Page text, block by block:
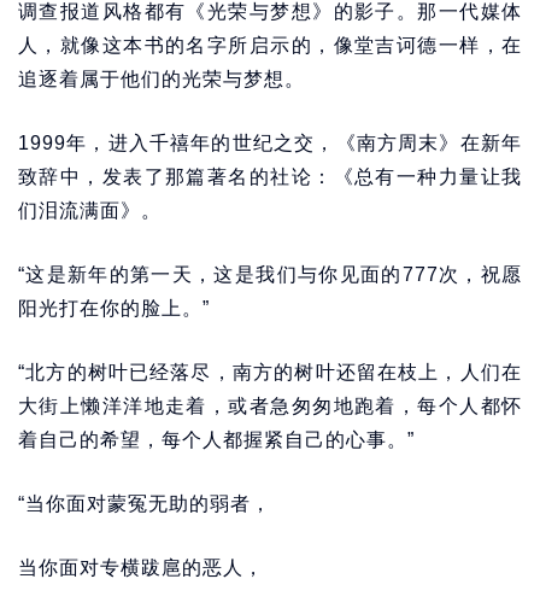
调查报道风格都有《光荣与梦想》的影子。那一代媒体
人，就像这本书的名字所启示的，像堂吉诃德一样，在
追逐着属于他们的光荣与梦想。
1999年，进入千禧年的世纪之交，《南方周末》在新年
致辞中，发表了那篇著名的社论：《总有一种力量让我
们泪流满面》。
“这是新年的第一天，这是我们与你见面的777次，祝愿
阳光打在你的脸上。”
“北方的树叶已经落尽，南方的树叶还留在枝上，人们在
大街上懒洋洋地走着，或者急匆匆地跑着，每个人都怀
着自己的希望，每个人都握紧自己的心事。”
“当你面对蒙冤无助的弱者，
当你面对专横跋扈的恶人，